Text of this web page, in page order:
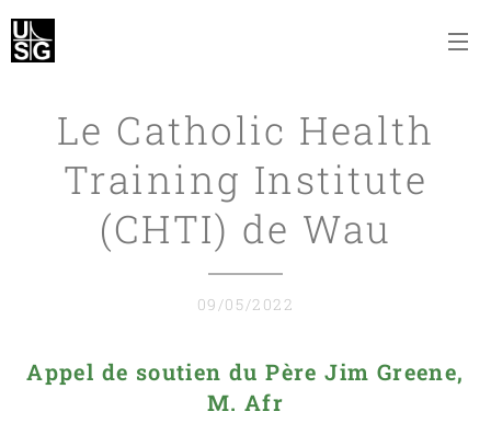
Le Catholic Health
Training Institute
(CHTI) de Wau
09/05/2022
Appel de soutien du Père Jim Greene,
M. Afr